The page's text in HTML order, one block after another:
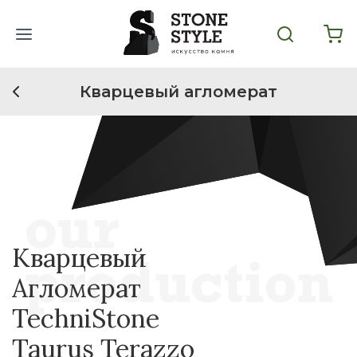
Кварцевый агломерат
Кварцевый
Агломерат
TechniStone
Taurus Terazzo